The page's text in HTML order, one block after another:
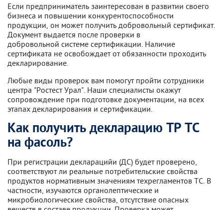
Если предприниматель заинтересован в развитии своего
бизнеса и повышении конкурентоспособности
продукции, он может получить добровольный сертификат.
Документ выдается после проверки в
добровольной системе сертификации. Наличие
сертификата не освобождает от обязанности проходить
декларирование.
Любые виды проверок вам помогут пройти сотрудники
центра "Ростест Урал". Наши специалисты окажут
сопровождение при подготовке документации, на всех
этапах декларирования и сертификации.
Как получить декларацию ТР ТС
на фасоль?
При регистрации декларацийи (ДС) будет проверено,
соответствуют ли реальные потребительские свойства
продуктов нормативным значениям техрегламентов ТС. В
частности, изучаются органолептические и
микробиологические свойства, отсутствие опасных